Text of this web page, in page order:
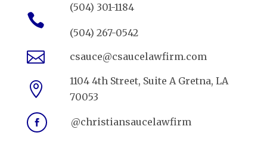

(504) 301-1184
(504) 267-0542
 csauce@csaucelawfirm.com

1104 4th Street, Suite A Gretna, LA
70053
 @christiansaucelawfirm